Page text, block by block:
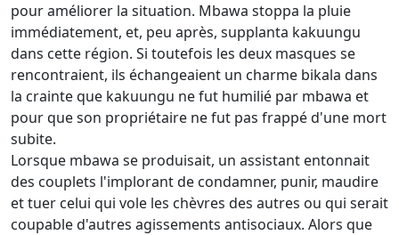
pour améliorer la situation. Mbawa stoppa la pluie
immédiatement, et, peu après, supplanta kakuungu
dans cette région. Si toutefois les deux masques se
rencontraient, ils échangeaient un charme bikala dans
la crainte que kakuungu ne fut humilié par mbawa et
pour que son propriétaire ne fut pas frappé d'une mort
subite.
Lorsque mbawa se produisait, un assistant entonnait
des couplets l'implorant de condamner, punir, maudire
et tuer celui qui vole les chèvres des autres ou qui serait
coupable d'autres agissements antisociaux. Alors que